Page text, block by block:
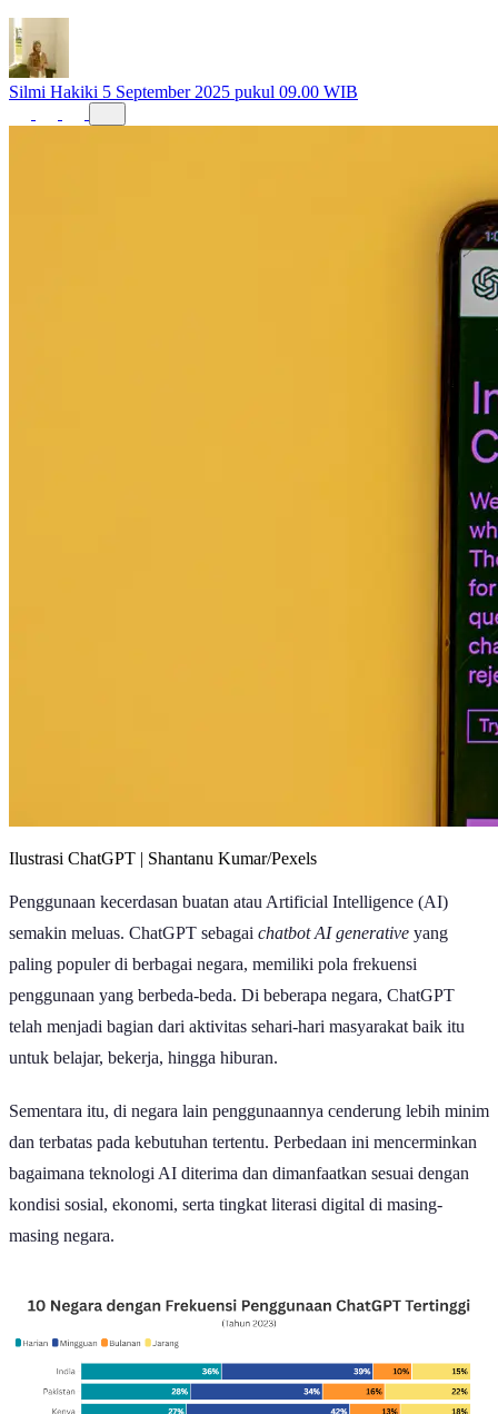
Silmi Hakiki 5 September 2025 pukul 09.00 WIB
Ilustrasi ChatGPT | Shantanu Kumar/Pexels
Penggunaan kecerdasan buatan atau Artificial Intelligence (AI)
semakin meluas. ChatGPT sebagai chatbot AI generative yang
paling populer di berbagai negara, memiliki pola frekuensi
penggunaan yang berbeda-beda. Di beberapa negara, ChatGPT
telah menjadi bagian dari aktivitas sehari-hari masyarakat baik itu
untuk belajar, bekerja, hingga hiburan.
Sementara itu, di negara lain penggunaannya cenderung lebih minim
dan terbatas pada kebutuhan tertentu. Perbedaan ini mencerminkan
bagaimana teknologi AI diterima dan dimanfaatkan sesuai dengan
kondisi sosial, ekonomi, serta tingkat literasi digital di masing-
masing negara.